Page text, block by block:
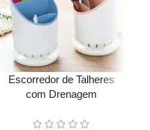
Escorredor de Talheres
com Drenagem